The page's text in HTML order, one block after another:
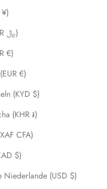
¥)
Jemen (YER ﷼)
€)
€)
(KYD $)
(KHR ៛)
CFA)
$)
Niederlande (USD $)